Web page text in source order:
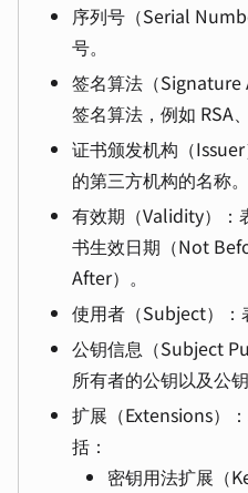
序列号（Serial
号。
签名算法（
签名算法，例如 RSA
证书颁发机构（
的第三方机构的名称。
有效期（Validity）：
书生效日期（Not
After）。
使用者（Subject）：
公钥信息（Subject
所有者的公钥以及公钥
扩展（Extensions）
括：
密钥用法扩展（